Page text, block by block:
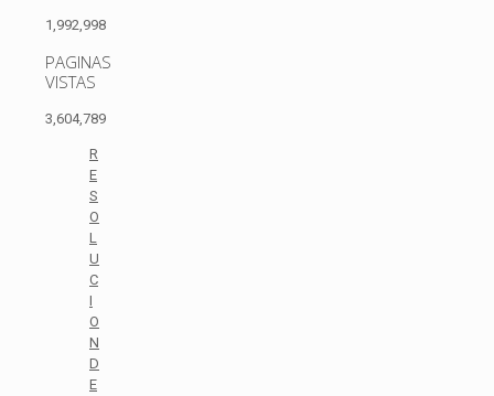
1,992,998
PAGINAS
VISTAS
3,604,789
R
E
S
O
L
U
C
I
O
N
D
E